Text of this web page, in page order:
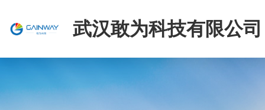
武汉敢为科技有限公司